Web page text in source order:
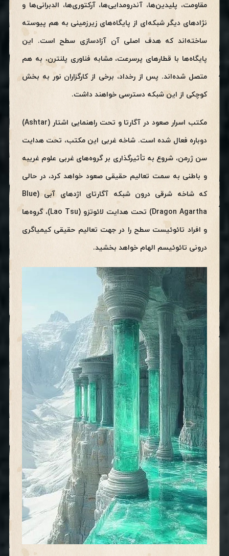
مقاومت، پلیدین‌ها، آندرومدایی‌ها، آرکتوری‌ها، الدبرانی‌ها و
نژادهای دیگر شبکه‌ای از پایگاه‌های زیرزمینی به هم پیوسته
ساخته‌اند که هدف اصلی آن آزادسازی سطح است. این
پایگاه‌ها با قطارهای پرسرعت، مشابه فناوری پلنترن، به هم
متصل شده‌اند. پس از رخداد، برخی از کارگزاران نور به بخش
کوچکی از این شبکه دسترسی خواهند داشت.
مکتب اسرار صعود در آگارتا و تحت راهنمایی اشتار (Ashtar)
دوباره فعال شده است. شاخه غربی این مکتب، تحت هدایت
سن ژرمن، شروع به تأثیرگذاری بر گروه‌های غربی علوم غریبه
و باطنی به سمت تعالیم حقیقی صعود خواهد کرد، در حالی
که شاخه شرقی درون شبکه آگارتای اژدهای آبی (Blue
Dragon Agartha) تحت هدایت لائوتزو (Lao Tsu)، گروه‌ها
و افراد تائوئیست سطح را در جهت تعالیم حقیقی کیمیاگری
درونی تائوئیسم الهام خواهد بخشید.